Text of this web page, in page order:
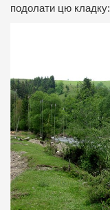
подолати цю кладку: